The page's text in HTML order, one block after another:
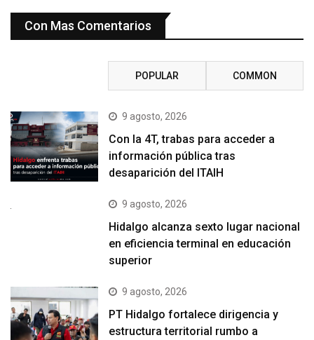
Con Mas Comentarios
POPULAR COMMON
9 agosto, 2026
Con la 4T, trabas para acceder a
información pública tras
desaparición del ITAIH
9 agosto, 2026
Hidalgo alcanza sexto lugar nacional
en eficiencia terminal en educación
superior
9 agosto, 2026
PT Hidalgo fortalece dirigencia y
estructura territorial rumbo a